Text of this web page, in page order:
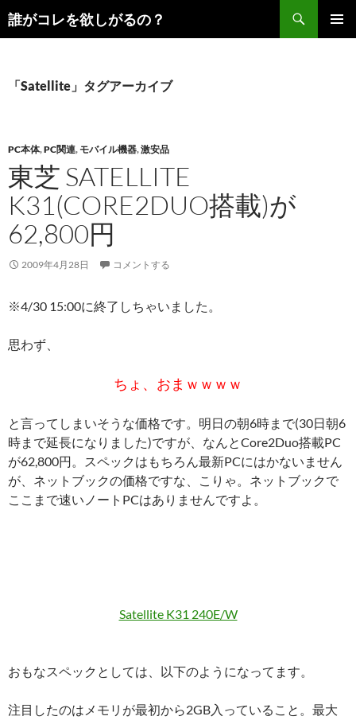
コ
ン誰がコレを欲しがるの？
検
索
「Satellite」タグアーカイブ
PC本体,PC関連, モバイル機器,激安品
東芝 SATELLITE
K31(CORE2DUO搭載)が
62,800円
2009年4月28日 コメントする
※4/30 15:00に終了しちゃいました。
思わず、
ちょ、おまｗｗｗｗ
と言ってしまいそうな価格です。明日の朝6時まで(30日朝6
時まで延長になりました)ですが、なんとCore2Duo搭載PC
が62,800円。スペックはもちろん最新PCにはかないません
が、ネットブックの価格ですな、こりゃ。ネットブックで
ここまで速いノートPCはありませんですよ。
Satellite K31 240E/W
おもなスペックとしては、以下のようになってます。
注目したのはメモリが最初から2GB入っていること。最大